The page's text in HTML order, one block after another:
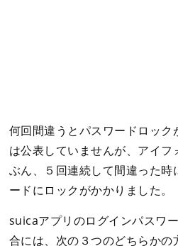
何回間違うとパスワードロック
は公表していませんが、アイ
ぶん、５回連続して間違った
ードにロックがかかりました。
suicaアプリのログインパスワ
合には、次の３つのどちらかの